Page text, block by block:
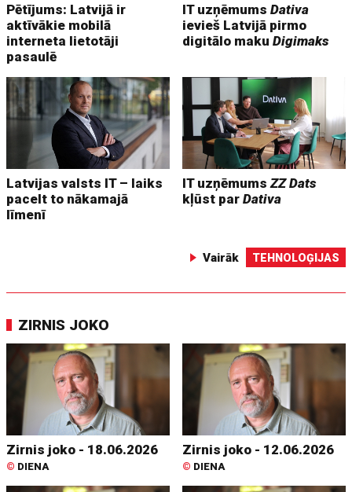
Pētījums: Latvijā ir
aktīvākie mobilā
interneta lietotāji
pasaulē
IT uzņēmumsDativa
ievieš Latvijā pirmo
digitālo makuDigimaks
Latvijas valsts IT – laiks
pacelt to nākamajā
līmenī
IT uzņēmumsZZ Dats
kļūst parDativa
Vairāk TEHNOLOĢIJAS
ZIRNIS JOKO
Zirnis joko - 18.06.2026
© DIENA
Zirnis joko - 12.06.2026
© DIENA